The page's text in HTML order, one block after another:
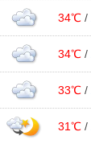
34℃ /
34℃ /
33℃ /
31℃ /